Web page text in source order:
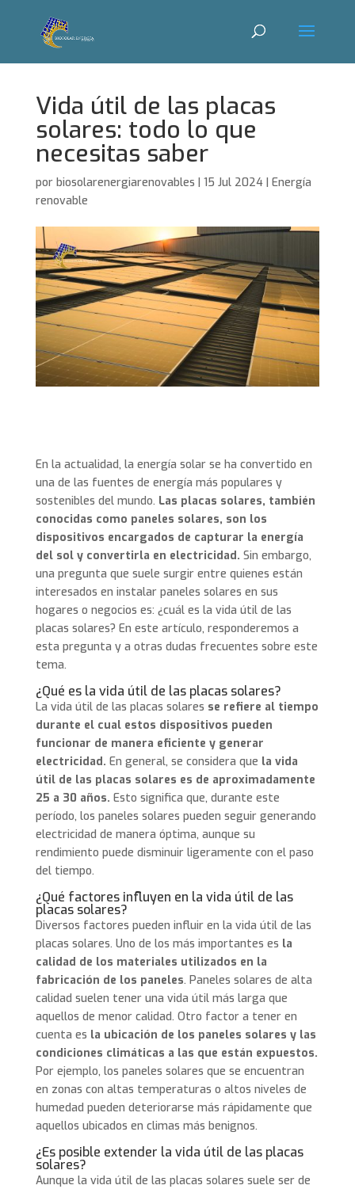
Vida útil de las placas
solares: todo lo que
necesitas saber
por biosolarenergiarenovables | 15 Jul 2024| Energía
renovable
En la actualidad, la energía solar se ha convertido en
una de las fuentes de energía más populares y
sostenibles del mundo. Las placas solares, también
conocidas como paneles solares, son los
dispositivos encargados de capturar la energía
del sol y convertirla en electricidad. Sin embargo,
una pregunta que suele surgir entre quienes están
interesados en instalar paneles solares en sus
hogares o negocios es: ¿cuál es la vida útil de las
placas solares? En este artículo, responderemos a
esta pregunta y a otras dudas frecuentes sobre este
tema.
¿Qué es la vida útil de las placas solares?
La vida útil de las placas solares se refiere al tiempo
durante el cual estos dispositivos pueden
funcionar de manera eficiente y generar
electricidad. En general, se considera que la vida
útil de las placas solares es de aproximadamente
25 a 30 años. Esto significa que, durante este
período, los paneles solares pueden seguir generando
electricidad de manera óptima, aunque su
rendimiento puede disminuir ligeramente con el paso
del tiempo.
¿Qué factores influyen en la vida útil de las
placas solares?
Diversos factores pueden influir en la vida útil de las
placas solares. Uno de los más importantes es la
calidad de los materiales utilizados en la
fabricación de los paneles. Paneles solares de alta
calidad suelen tener una vida útil más larga que
aquellos de menor calidad. Otro factor a tener en
cuenta es la ubicación de los paneles solares y las
condiciones climáticas a las que están expuestos.
Por ejemplo, los paneles solares que se encuentran
en zonas con altas temperaturas o altos niveles de
humedad pueden deteriorarse más rápidamente que
aquellos ubicados en climas más benignos.
¿Es posible extender la vida útil de las placas
solares?
Aunque la vida útil de las placas solares suele ser de